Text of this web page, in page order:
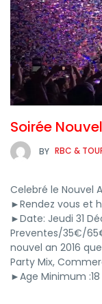
Soirée
BY RBC &
Celebré le Nouvel
►Rendez vous et
►Date: Jeudi 31
Preventes/35€/
nouvel an 2016
Party Mix,
►Age Minimum